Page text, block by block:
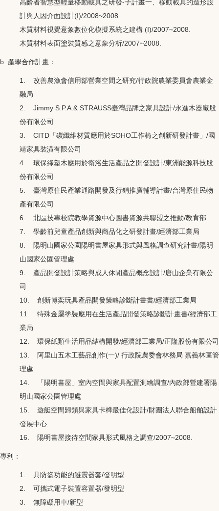
高齡者智慧型輕量移動載具之研發-子計畫一、移動載具的造形設
計與人因介面設計(I)/2008~2008
木質材料視覺意象數位化模擬系統之建構 (I)/2007~2008.
木質材料表面塗裝質感之意象分析/2007~2008.
b. 產學合作計畫：
1. 改善農漁會信用部營業空間之研究/行政院農業委員會農業金
融局
2. Jimmy S.P.A.& STRAUSS臺灣品牌之家具設計/永進木器廠股
份有限公司
3. CITD「碳纖維材質應用於SOHO工作椅之創新研發計畫」/國
靖家具裝潢有限公司
4. 環保綠塑木應用於衛浴生活產品之開發設計/東洲能源科技股
份有限公司
5. 臺灣原住民產業通路開發及行銷推廣輔導計畫/台灣原住民物
產有限公司
6. 北區技專校院教學資源中心圖書資源共聯盟之推動/教育部
7. 學齡前兒童產品創新與商品化之研發計畫/經濟部工業局
8. 陽明山國家公園陽明書屋家具形式與風格調查研究計畫/陽明
山國家公園管理處
9. 產品開發設計策略與成人休閒產品概念設計/唐山企業有限公
司
10. 創新博奕玩具產品開發策略診斷計畫書/經濟部工業局
11. 特殊金屬塗裝應用在生活產品開發策略診斷計畫書/經濟部工
業局
12. 環保紙類生活用品結構開發/經濟部工業局/正隆股份有限公司
13. 阿里山五木工藝品創作(一)/ 行政院農委會林務局 嘉義林區管
理處
14. 「陽明書屋」室內空間與家具配置測繪調查/內政部營建署陽
明山國家公園管理處
15. 遊艇空間歸類與家具卡榫最佳化設計/財團法人聯合船舶設計
發展中心
16. 陽明書屋接待空間家具形式風格之調查/2007~2008.
專利：
1. 具防盜功能的避震器套/發明型
2. 可攜式電子裝置容置器/發明型
3. 無障礙用車/新型